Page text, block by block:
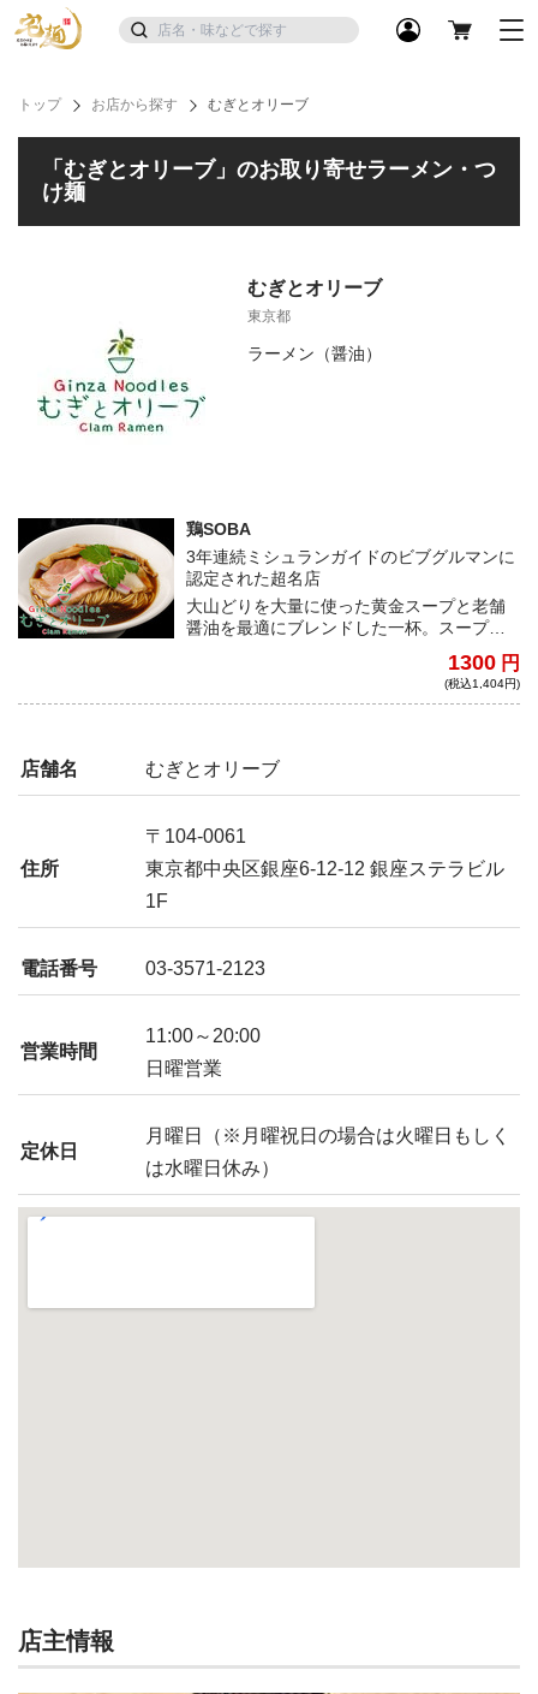
トップ お店から探す むぎとオリーブ
「むぎとオリーブ」のお取り寄せラーメン・つ
け麺
むぎとオリーブ
東京都
ラーメン（醤油）
鶏SOBA
3年連続ミシュランガイドのビブグルマンに
認定された超名店
大山どりを大量に使った黄金スープと老舗
醤油を最適にブレンドした一杯。スープの
コシのある細麺に絡みつき、啜る度に至極
1300 円
(税込1,404円)
店舗名 むぎとオリーブ
住所
〒104-0061
東京都中央区銀座6-12-12 銀座ステラビル
1F
電話番号 03-3571-2123
営業時間
11:00～20:00
日曜営業
定休日
月曜日（※月曜祝日の場合は火曜日もしく
は水曜日休み）
店主情報